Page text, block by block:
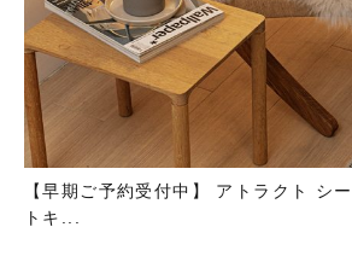
【早期ご予約受付中】 アトラクト シ
トキ...